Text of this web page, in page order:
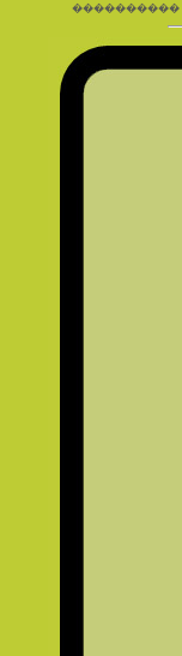
����������